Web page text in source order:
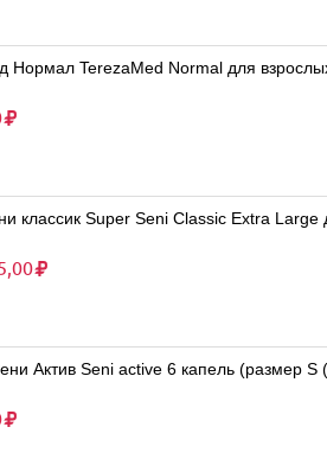
Нормал TerezaMed Normal для
классик Super Seni Classic Extra
Актив Seni active 6 капель (размер